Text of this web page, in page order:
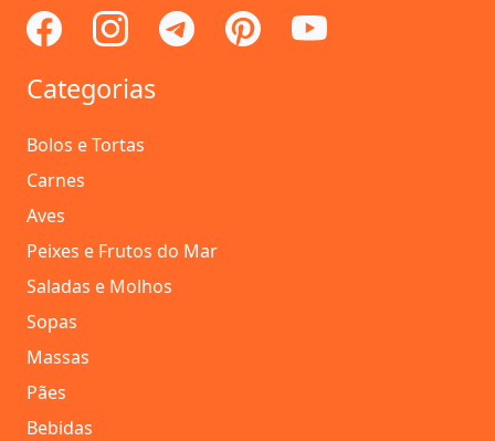
Categorias
Bolos e Tortas
Carnes
Aves
Peixes e Frutos do Mar
Saladas e Molhos
Sopas
Massas
Pães
Bebidas